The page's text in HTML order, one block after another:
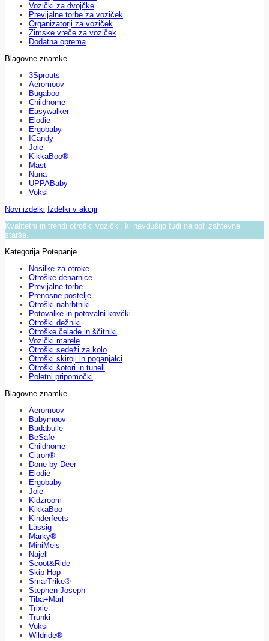
Vozički za dvojčke
Previjalne torbe za voziček
Organizatorji za voziček
Zimske vreče za voziček
Dodatna oprema
Blagovne znamke
3Sprouts
Aeromoov
Bugaboo
Childhome
Easywalker
Elodie
Ergobaby
ICandy
Joie
KikkaBoo®
Mast
Nuna
UPPABaby
Voksi
Novi izdelki Izdelki v akciji
Kvalitetni in trendi otroški vozički, ki navdušijo tudi najbolj zahtevne
starše.
Kategorija Potepanje
Nosilke za otroke
Otroške denarnice
Previjalne torbe
Prenosne postelje
Otroški nahrbtniki
Potovalke in potovalni kovčki
Otroški dežniki
Otroške čelade in ščitniki
Vozički marele
Otroški sedeži za kolo
Otroški skiroji in poganjalci
Otroški šotori in tuneli
Poletni pripomočki
Blagovne znamke
Aeromoov
Babymoov
Badabulle
BeSafe
Childhome
Citron®
Done by Deer
Elodie
Ergobaby
Joie
Kidzroom
KikkaBoo
Kinderfeets
Lässig
Marky®
MiniMeis
Najell
Scoot&Ride
Skip Hop
SmarTrike®
Stephen Joseph
Tiba+Marl
Trixie
Trunki
Voksi
Wildride®